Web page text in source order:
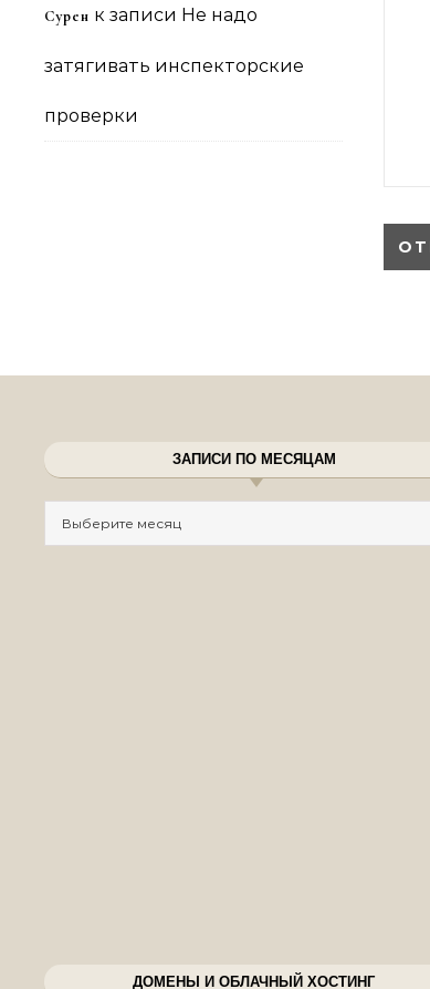
Сурен к записи Не надо
затягивать инспекторские
проверки
ЗАПИСИ ПО МЕСЯЦАМ
ДОМЕНЫ И ОБЛАЧНЫЙ ХОСТИНГ